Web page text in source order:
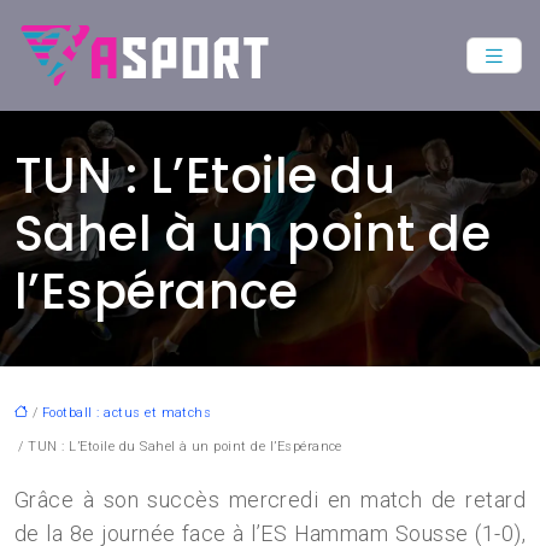
TUN : L’Etoile du
Sahel à un point de
l’Espérance
/ Football : actus et matchs
/ TUN : L’Etoile du Sahel à un point de l’Espérance
Grâce à son succès mercredi en match de retard
de la 8e journée face à l’ES Hammam Sousse (1-0),